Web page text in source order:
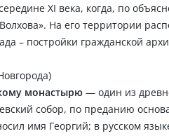
ХI века, когда, по
На его территории
– постройки гражданской
монастырю — один из
собор, по преданию
имя Георгий; в русском